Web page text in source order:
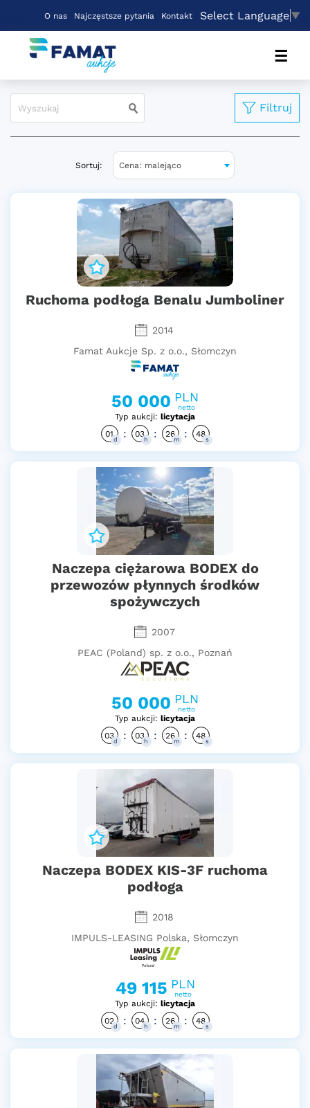
O nas Najczęstsze pytania Kontakt Select Language▼
☰
Filtruj
Sortuj: Cena: malejąco
Ruchoma podłoga Benalu Jumboliner
2014
Famat Aukcje Sp. z o.o., Słomczyn
50 000 PLN
netto
Typ aukcji: licytacja
01
d : 03
h : 26
m : 47
s
Naczepa ciężarowa BODEX do
przewozów płynnych środków
spożywczych
2007
PEAC (Poland) sp. z o.o., Poznań
50 000 PLN
netto
Typ aukcji: licytacja
03
d : 03
h : 26
m : 47
s
Naczepa BODEX KIS-3F ruchoma
podłoga
2018
IMPULS-LEASING Polska, Słomczyn
49 115 PLN
netto
Typ aukcji: licytacja
02
d : 04
h : 26
m : 47
s